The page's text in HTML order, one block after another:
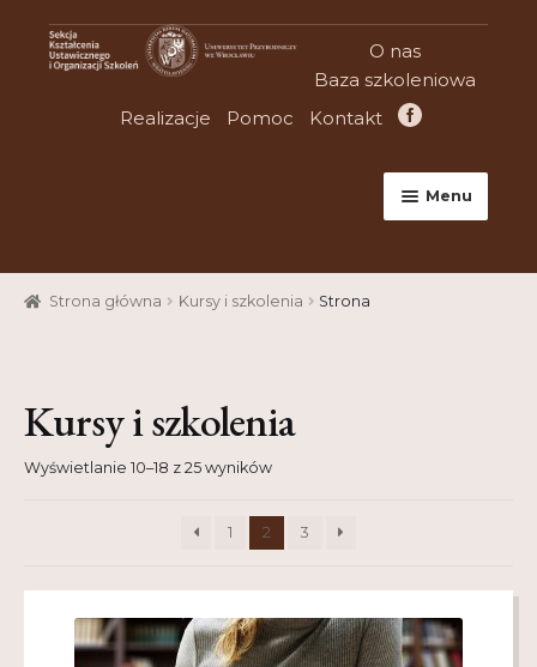
Przejdź
do
Przejdź
do
O nas
Baza szkoleniowa
Realizacje
Pomoc Kontakt
Menu
Strona główna
Cart
Checkout
My Account
Strona główna Kursy i szkolenia Strona
Kursy i szkolenia
Wyświetlanie 10–18 z 25 wyników
1 2 3